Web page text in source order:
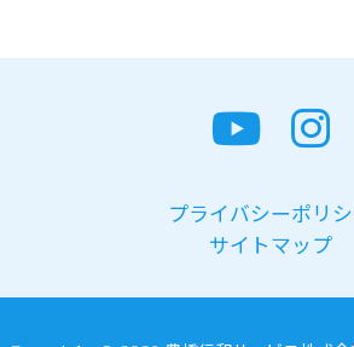
プライバシーポリ
サイトマップ